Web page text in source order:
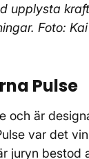
upplysta
Foto:
Pulse
och är
var det
juryn bestod